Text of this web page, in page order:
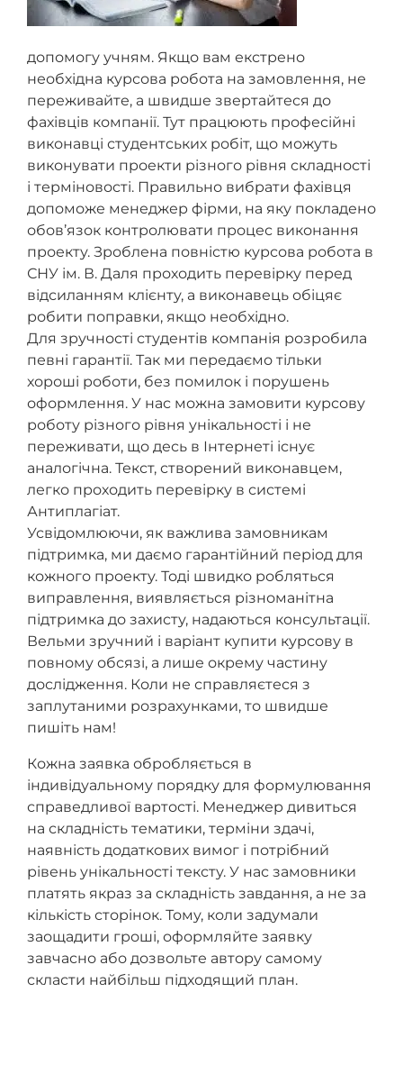
допомогу учням. Якщо вам екстрено
необхідна курсова робота на замовлення, не
переживайте, а швидше звертайтеся до
фахівців компанії. Тут працюють професійні
виконавці студентських робіт, що можуть
виконувати проекти різного рівня складності
і терміновості. Правильно вибрати фахівця
допоможе менеджер фірми, на яку покладено
обов’язок контролювати процес виконання
проекту. Зроблена повністю курсова робота в
СНУ ім. В. Даля проходить перевірку перед
відсиланням клієнту, а виконавець обіцяє
робити поправки, якщо необхідно.
Для зручності студентів компанія розробила
певні гарантії. Так ми передаємо тільки
хороші роботи, без помилок і порушень
оформлення. У нас можна замовити курсову
роботу різного рівня унікальності і не
переживати, що десь в Інтернеті існує
аналогічна. Текст, створений виконавцем,
легко проходить перевірку в системі
Антиплагіат.
Усвідомлюючи, як важлива замовникам
підтримка, ми даємо гарантійний період для
кожного проекту. Тоді швидко робляться
виправлення, виявляється різноманітна
підтримка до захисту, надаються консультації.
Вельми зручний і варіант купити курсову в
повному обсязі, а лише окрему частину
дослідження. Коли не справляєтеся з
заплутаними розрахунками, то швидше
пишіть нам!
Кожна заявка обробляється в
індивідуальному порядку для формулювання
справедливої ​​вартості. Менеджер дивиться
на складність тематики, терміни здачі,
наявність додаткових вимог і потрібний
рівень унікальності тексту. У нас замовники
платять якраз за складність завдання, а не за
кількість сторінок. Тому, коли задумали
заощадити гроші, оформляйте заявку
завчасно або дозвольте автору самому
скласти найбільш підходящий план.